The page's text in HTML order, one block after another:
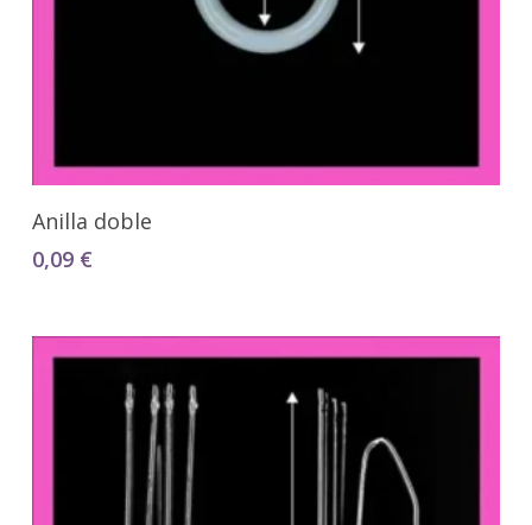
Anilla doble
0,09 €